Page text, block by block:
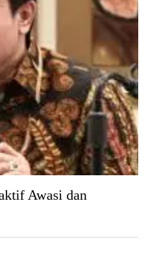
Awasi dan